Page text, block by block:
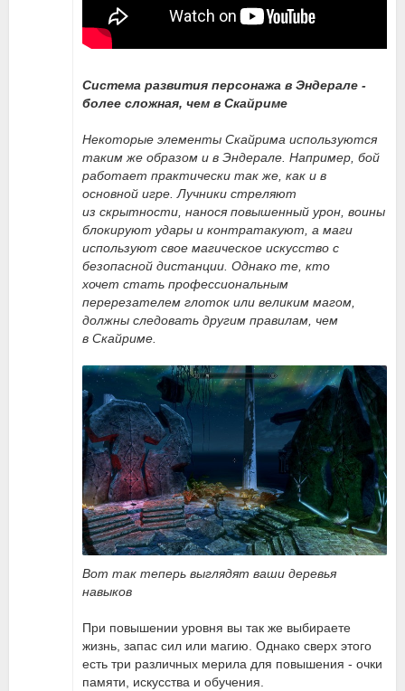
Система развития персонажа в Эндерале -
более сложная, чем в Скайриме
Некоторые элементы Скайрима используются
таким же образом и в Эндерале. Например, бой
работает практически так же, как и в
основной игре. Лучники стреляют
из скрытности, нанося повышенный урон, воины
блокируют удары и контратакуют, а маги
используют свое магическое искусство с
безопасной дистанции. Однако те, кто
хочет стать профессиональным
перерезателем глоток или великим магом,
должны следовать другим правилам, чем
в Скайриме.
Вот так теперь выглядят ваши деревья
навыков
При повышении уровня вы так же выбираете
жизнь, запас сил или магию. Однако сверх этого
есть три различных мерила для повышения - очки
памяти, искусства и обучения.